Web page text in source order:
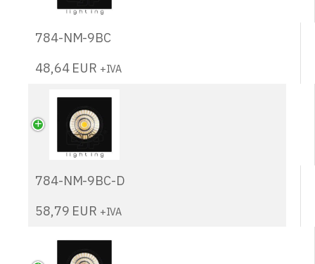
784-NM-9BC
48,64 EUR +IVA
784-NM-9BC-D
58,79 EUR +IVA